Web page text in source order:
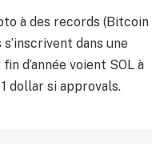
à des records (Bitcoin
dans une
d’année voient SOL à
dollar si approvals.